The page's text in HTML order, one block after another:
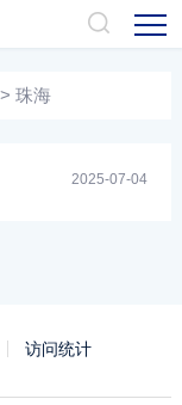
珠海
2025-07-04
访问统计